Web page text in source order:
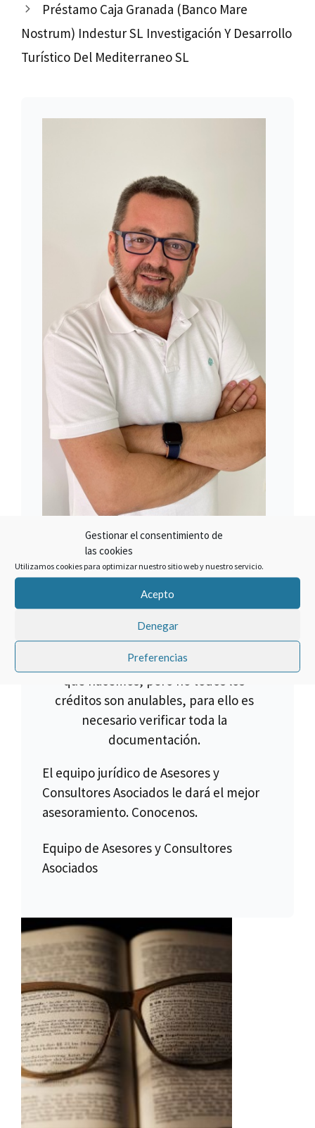
Gestionar el consentimiento de
las cookies
Utilizamos cookies para optimizar nuestro sitio web y nuestro servicio.
Acepto
Denegar
Preferencias
Préstamo Caja Granada (Banco Mare
Nostrum) Indestur SL Investigación Y Desarrollo
Turístico Del Mediterraneo SL
SOBRE EL AUTOR
Francisco Claros
El mejor método para lograr un
objetivo es hacer las cosas bien.
Cancelar un crédito asociado a la
compra de una multipropiedad es lo
que hacemos, pero no todos los
créditos son anulables, para ello es
necesario verificar toda la
documentación.
El equipo jurídico de Asesores y
Consultores Asociados le dará el mejor
asesoramiento. Conocenos.
Equipo de Asesores y Consultores
Asociados